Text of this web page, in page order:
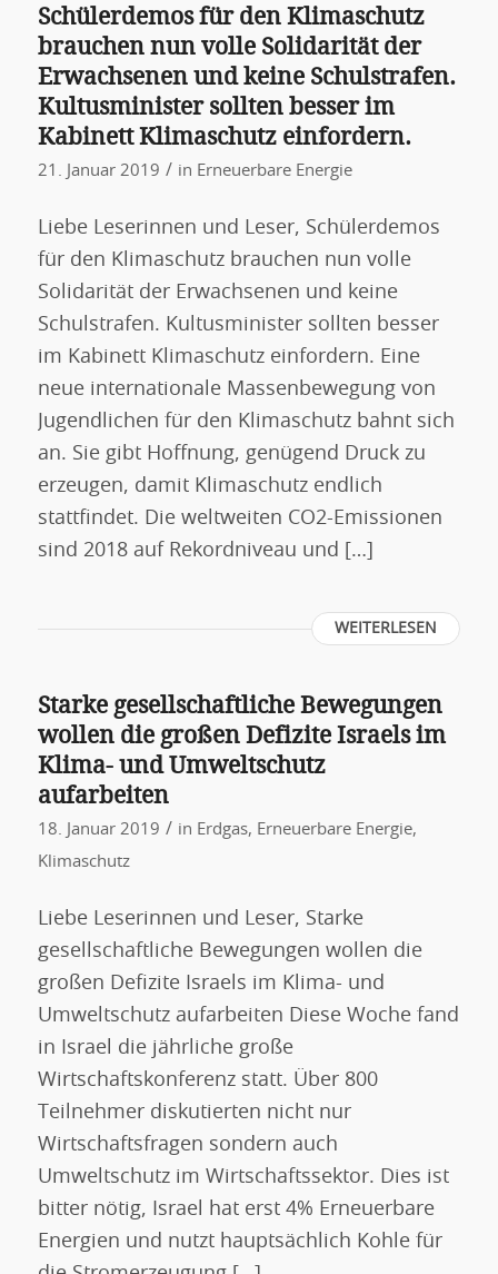
Schülerdemos für den Klimaschutz
brauchen nun volle Solidarität der
Erwachsenen und keine Schulstrafen.
Kultusminister sollten besser im
Kabinett Klimaschutz einfordern.
21. Januar 2019 / in Erneuerbare Energie
Liebe Leserinnen und Leser, Schülerdemos
für den Klimaschutz brauchen nun volle
Solidarität der Erwachsenen und keine
Schulstrafen. Kultusminister sollten besser
im Kabinett Klimaschutz einfordern. Eine
neue internationale Massenbewegung von
Jugendlichen für den Klimaschutz bahnt sich
an. Sie gibt Hoffnung, genügend Druck zu
erzeugen, damit Klimaschutz endlich
stattfindet. Die weltweiten CO2-Emissionen
sind 2018 auf Rekordniveau und […]
WEITERLESEN
Starke gesellschaftliche Bewegungen
wollen die großen Defizite Israels im
Klima- und Umweltschutz
aufarbeiten
18. Januar 2019 / in Erdgas, Erneuerbare Energie,
Klimaschutz
Liebe Leserinnen und Leser, Starke
gesellschaftliche Bewegungen wollen die
großen Defizite Israels im Klima- und
Umweltschutz aufarbeiten Diese Woche fand
in Israel die jährliche große
Wirtschaftskonferenz statt. Über 800
Teilnehmer diskutierten nicht nur
Wirtschaftsfragen sondern auch
Umweltschutz im Wirtschaftssektor. Dies ist
bitter nötig, Israel hat erst 4% Erneuerbare
Energien und nutzt hauptsächlich Kohle für